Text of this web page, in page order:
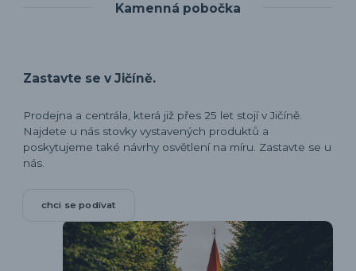
Kamenná pobočka
Zastavte se v Jičíně.
Prodejna a centrála, která již přes 25 let stojí v Jičíně.
Najdete u nás stovky vystavených produktů a
poskytujeme také návrhy osvětlení na míru. Zastavte se u
nás.
chci se podívat